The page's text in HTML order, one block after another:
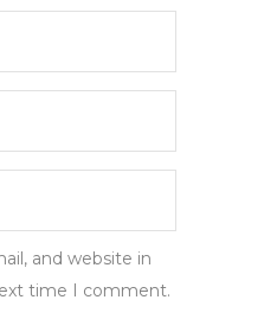
and website in
time I comment.